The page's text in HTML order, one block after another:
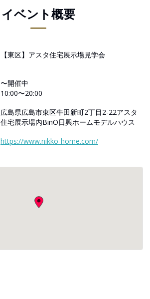
イベント概要
【東区】アスタ住宅展示場見学会
〜開催中
10:00〜20:00
広島県広島市東区牛田新町2丁目2-22アスタ
住宅展示場内BinO日興ホームモデルハウス
https://www.nikko-home.com/